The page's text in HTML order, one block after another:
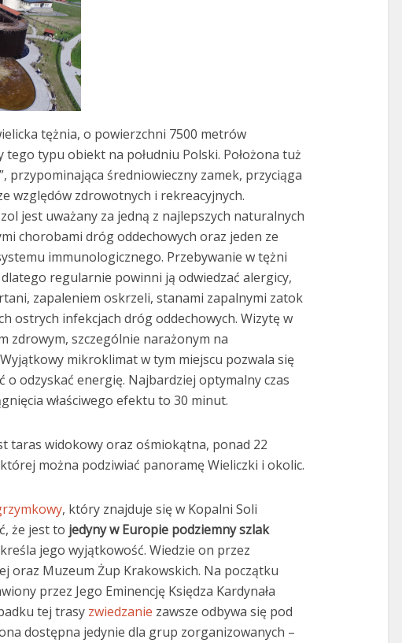
tężnia, o powierzchni 7500 metrów
typu obiekt na południu Polski. Położona tuż
przypominająca średniowieczny zamek, przyciąga
względów zdrowotnych i rekreacyjnych.
jest uważany za jedną z najlepszych naturalnych
chorobami dróg oddechowych oraz jeden ze
immunologicznego. Przebywanie w tężni
regularnie powinni ją odwiedzać alergicy,
zapaleniem oskrzeli, stanami zapalnymi zatok
ostrych infekcjach dróg oddechowych. Wizytę w
zdrowym, szczególnie narażonym na
mikroklimat w tym miejscu pozwala się
o odzyskać energię. Najbardziej optymalny czas
właściwego efektu to 30 minut.
taras widokowy oraz ośmiokątna, ponad 22
można podziwiać panoramę Wieliczki i okolic.
, który znajduje się w Kopalni Soli
że jest to jedyny w Europie podziemny szlak
jego wyjątkowość. Wiedzie on przez
oraz Muzeum Żup Krakowskich. Na początku
przez Jego Eminencję Księdza Kardynała
tej trasy zwiedzanie zawsze odbywa się pod
dostępna jedynie dla grup zorganizowanych –